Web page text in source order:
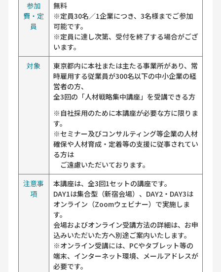
参加
費・定
員
無料
※定員30名／1企業につき、3名様までご参加
可能です。
※定員に達し次第、受付を終了する場合がござ
います。
対象
東京都内に本社または主たる事業所があり、常
時雇用する従業員が300名以下の中小企業の経
営者の方、
全3回の「人材戦略集中講座」を受講できる方
※自社採用のために本講座が必要な方に限りま
す。
※セミナー及びコンサルティング等企業の人材
確保や人材育成・定着等の支援に従事されてい
る方は
ご遠慮いただいております。
注意事
項
本講座は、全3回1セットの講座です。
DAY1は集合型（新宿会場）、DAY2・DAY3は
オンライン（Zoomウェビナー）で実施しま
す。
会場およびオンライン受講方法の詳細は、お申
込みいただいた方へ別途ご案内いたします。
※オンライン受講には、PCやタブレット等の
端末、インターネット環境、メールアドレスが
必要です。